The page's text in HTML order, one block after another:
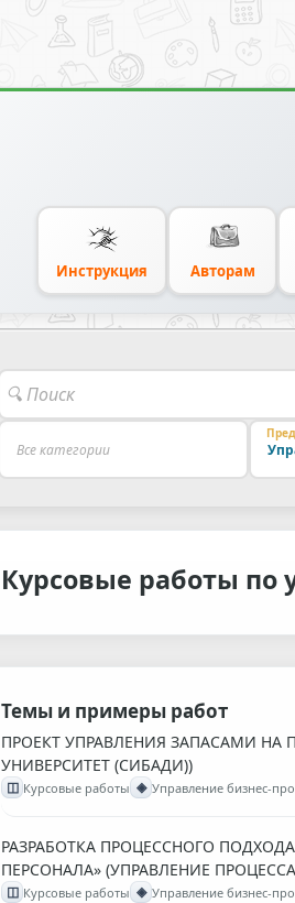
Инструкция Авторам
Курсовые работы по
Темы и примеры работ
ПРОЕКТ УПРАВЛЕНИЯ ЗАПАСАМИ
УНИВЕРСИТЕТ (СИБАДИ))
◫ Курсовые работы ◈ Управление бизнес-
РАЗРАБОТКА ПРОЦЕССНОГО
ПЕРСОНАЛА» (УПРАВЛЕНИЕ
◫ Курсовые работы ◈ Управление бизнес-